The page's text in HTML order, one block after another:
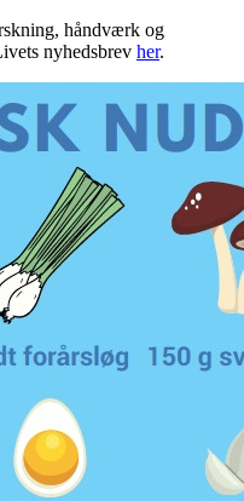
håndværk og
nyhedsbrev her.